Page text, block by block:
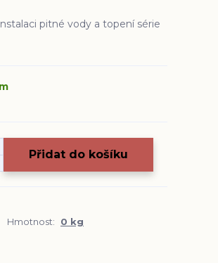
pitné vody a topení série
Přidat do košíku
Hmotnost:
0 kg